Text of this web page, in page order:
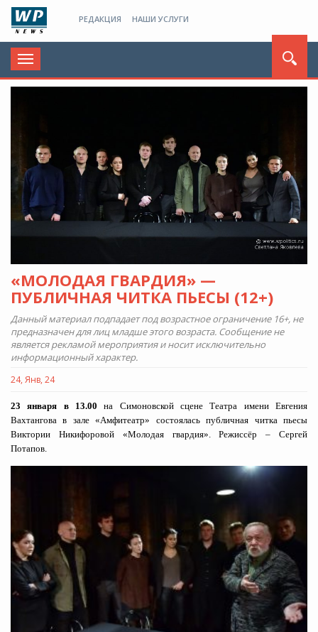
РЕДАКЦИЯ НАШИ УСЛУГИ
Toggle
navigation
«МОЛОДАЯ ГВАРДИЯ» —
ПУБЛИЧНАЯ ЧИТКА ПЬЕСЫ (12+)
Данный материал подпадает под возрастное ограничение 16+, не
предназначен для лиц младше этого возраста. Сообщение не
является рекламой мероприятия и носит исключительно
информационный характер.
24, Янв, 24
23 января в 13.00 на Симоновской сцене Театра имени Евгения
Вахтангова в зале «Амфитеатр» состоялась публичная читка пьесы
Виктории Никифоровой «Молодая гвардия». Режиссёр – Сергей
Потапов.